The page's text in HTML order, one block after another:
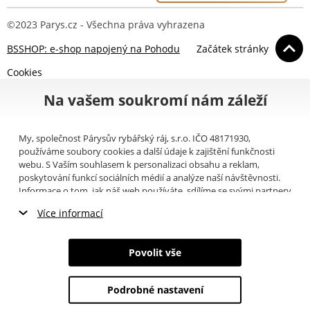
©2023 Parys.cz - Všechna práva vyhrazena
BSSHOP: e-shop napojený na Pohodu
Začátek stránky
Cookies
Na vašem soukromí nám záleží
My, společnost Párysův rybářský ráj, s.r.o. IČO 48171930,
používáme soubory cookies a další údaje k zajištění funkčnosti
webu. S Vaším souhlasem k personalizaci obsahu a reklam,
poskytování funkcí sociálních médií a analýze naší návštěvnosti.
Informace o tom, jak náš web používáte, sdílíme se svými partnery
můžete přečíst, jak tyto informace Google používá. Partneři tyto
poskytli nebo které získali v důsledku toho, že používáte jejich
služby. Tyto údaje zahrnují cookies, data z dalších úložišť, IP
adresu a další informace spojené s prohlížením webu. Svůj souhlas
Více informací
Nezbytné cookies
Marketingové cookies
Povolit vše
Podrobné nastavení